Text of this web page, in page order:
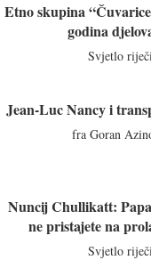
Etno skupina
godina
Svjetlo
Jean-Luc Nancy i
fra Goran
Nuncij Chullikatt:
ne pristajete na
Svjetlo riječi